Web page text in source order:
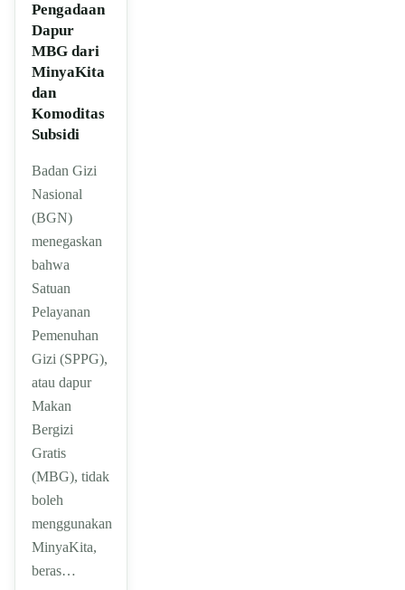
Pengadaan
Dapur
MBG dari
MinyaKita
dan
Komoditas
Subsidi
Badan Gizi
Nasional
(BGN)
menegaskan
bahwa
Satuan
Pelayanan
Pemenuhan
Gizi (SPPG),
atau dapur
Makan
Bergizi
Gratis
(MBG), tidak
boleh
menggunakan
MinyaKita,
beras…